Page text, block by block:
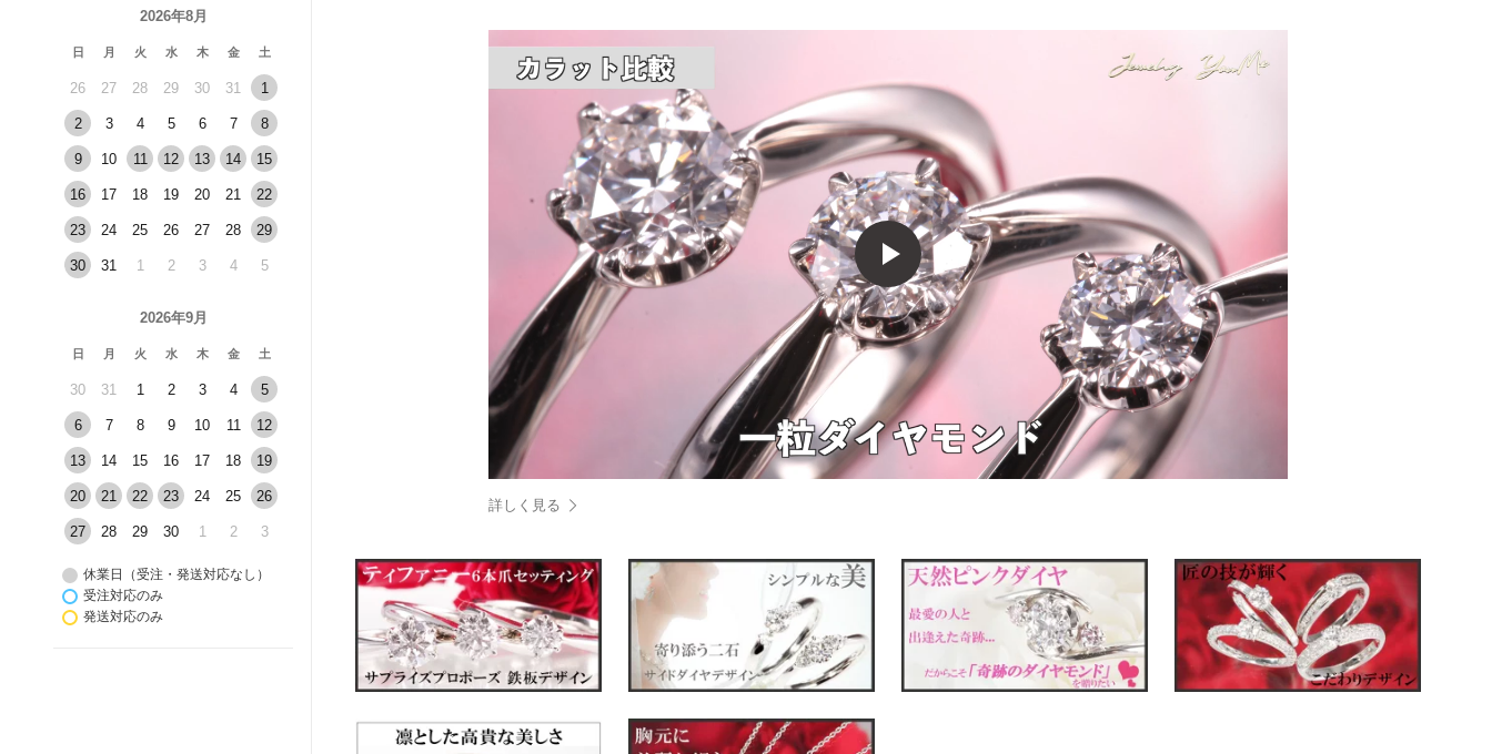
2026年8月
日 月 火 水 木 金 土
26 27 28 29 30 31 1
2 3 4 5 6 7 8
9 10 11 12 13 14 15
16 17 18 19 20 21 22
23 24 25 26 27 28 29
30 31 1 2 3 4 5
2026年9月
日 月 火 水 木 金 土
30 31 1 2 3 4 5
6 7 8 9 10 11 12
13 14 15 16 17 18 19
20 21 22 23 24 25 26
27 28 29 30 1 2 3
休業日（受注・発送対応なし）
受注対応のみ
発送対応のみ
詳しく見る